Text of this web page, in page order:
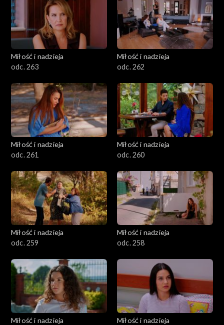
Miłość i nadzieja
odc. 263
Miłość i nadzieja
odc. 262
Miłość i nadzieja
odc. 261
Miłość i nadzieja
odc. 260
Miłość i nadzieja
odc. 259
Miłość i nadzieja
odc. 258
Miłość i nadzieja
Miłość i nadzieja